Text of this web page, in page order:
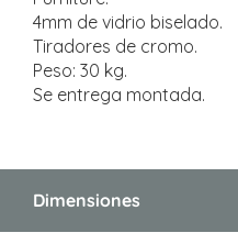
4mm de vidrio biselado.
Tiradores de cromo.
Peso: 30 kg.
Se entrega montada.
Dimensiones